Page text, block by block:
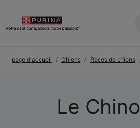
page d'accueil Chiens Races de chiens
Le